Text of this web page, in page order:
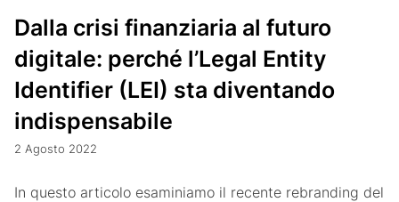
Dalla crisi finanziaria al futuro
digitale: perché l’Legal Entity
Identifier (LEI) sta diventando
indispensabile
2 Agosto 2022
In questo articolo esaminiamo il recente rebranding del